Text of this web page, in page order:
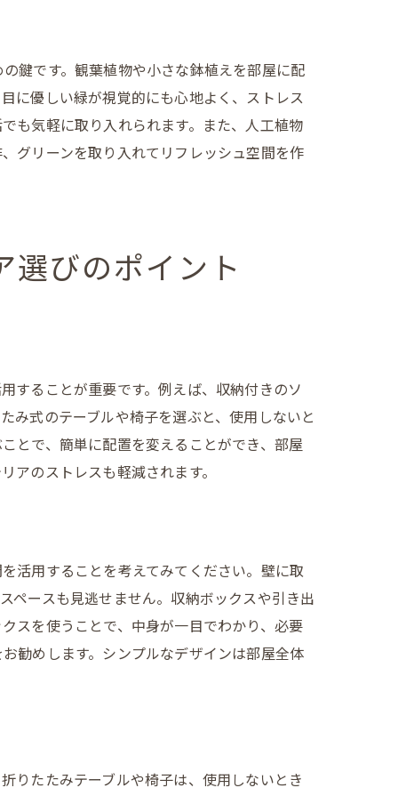
鍵です。観葉植物や小さな鉢植えを部屋に配
に優しい緑が視覚的にも心地よく、ストレス
も気軽に取り入れられます。また、人工植物
グリーンを取り入れてリフレッシュ空間を作
選びのポイント
することが重要です。例えば、収納付きのソ
み式のテーブルや椅子を選ぶと、使用しないと
とで、簡単に配置を変えることができ、部屋
アのストレスも軽減されます。
活用することを考えてみてください。壁に取
ペースも見逃せません。収納ボックスや引き出
スを使うことで、中身が一目でわかり、必要
勧めします。シンプルなデザインは部屋全体
りたたみテーブルや椅子は、使用しないとき